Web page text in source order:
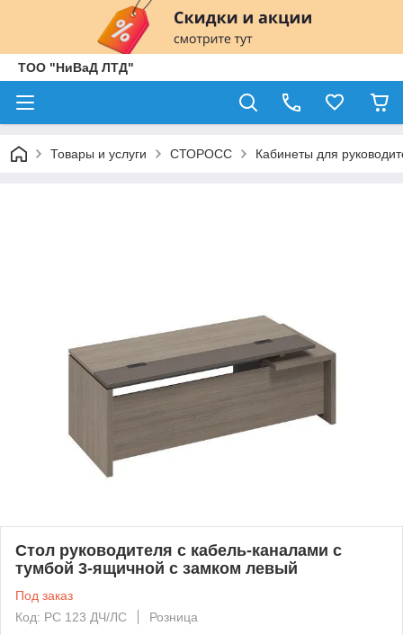
ТОО "НиВаД ЛТД"
Товары и услуги СТОРОСС Кабинеты для
Стол руководителя с кабель-каналами с
тумбой 3-ящичной с замком левый
Под заказ
Код: РС 123 ДЧ/ЛС
Розница